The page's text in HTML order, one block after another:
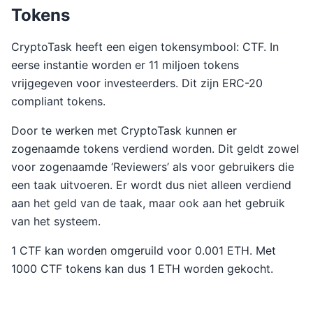
Tokens
CryptoTask heeft een eigen tokensymbool: CTF. In
eerse instantie worden er 11 miljoen tokens
vrijgegeven voor investeerders. Dit zijn ERC-20
compliant tokens.
Door te werken met CryptoTask kunnen er
zogenaamde tokens verdiend worden. Dit geldt zowel
voor zogenaamde ‘Reviewers’ als voor gebruikers die
een taak uitvoeren. Er wordt dus niet alleen verdiend
aan het geld van de taak, maar ook aan het gebruik
van het systeem.
1 CTF kan worden omgeruild voor 0.001 ETH. Met
1000 CTF tokens kan dus 1 ETH worden gekocht.